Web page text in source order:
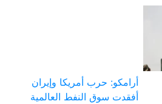
أرامكو: حرب أمريكا وإيران
أفقدت سوق النفط العالمية